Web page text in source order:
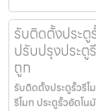
รับติดตั้งประตู
ปรับปรุงประตู
ถูก
รับติดตั้งประตูรั้วรี
รีโมท ประตูรั้วอัตโ